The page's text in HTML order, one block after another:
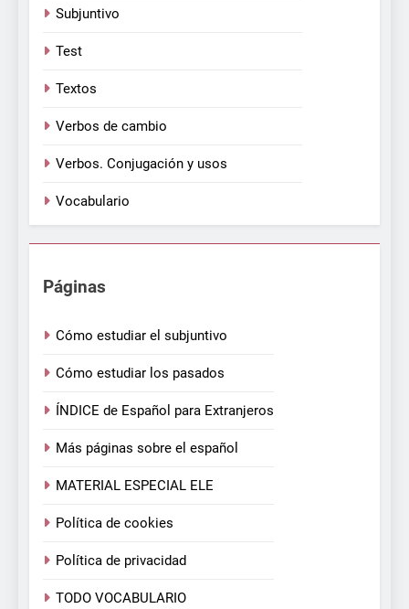
Subjuntivo
Test
Textos
Verbos de cambio
Verbos. Conjugación y usos
Vocabulario
Páginas
Cómo estudiar el subjuntivo
Cómo estudiar los pasados
ÍNDICE de Español para Extranjeros
Más páginas sobre el español
MATERIAL ESPECIAL ELE
Política de cookies
Política de privacidad
TODO VOCABULARIO